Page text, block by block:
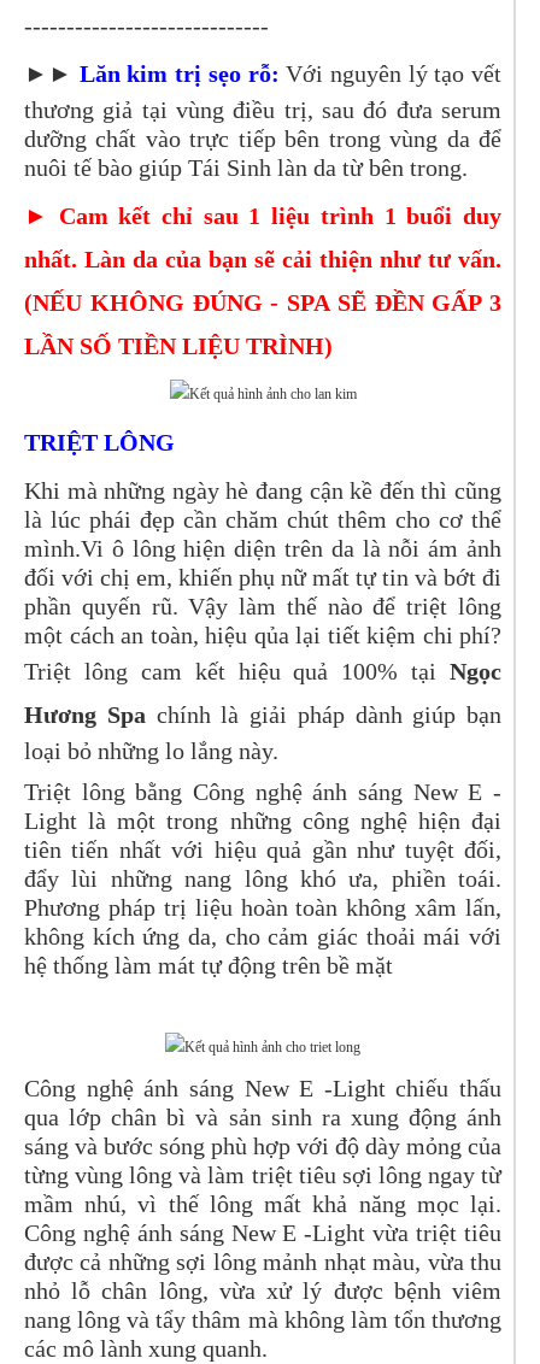
-----------------------------
►► Lăn kim trị sẹo rỗ: Với nguyên lý tạo vết
thương giả tại vùng điều trị, sau đó đưa serum
dưỡng chất vào trực tiếp bên trong vùng da để
nuôi tế bào giúp Tái Sinh làn da từ bên trong.
► Cam kết chỉ sau 1 liệu trình 1 buổi duy
nhất. Làn da của bạn sẽ cải thiện như tư vấn.
(NẾU KHÔNG ĐÚNG - SPA SẼ ĐỀN GẤP 3
LẦN SỐ TIỀN LIỆU TRÌNH)
TRIỆT LÔNG
Khi mà những ngày hè đang cận kề đến thì cũng
là lúc phái đẹp cần chăm chút thêm cho cơ thể
mình.Vi ô lông hiện diện trên da là nỗi ám ảnh
đối với chị em, khiến phụ nữ mất tự tin và bớt đi
phần quyến rũ. Vậy làm thế nào để triệt lông
một cách an toàn, hiệu qủa lại tiết kiệm chi phí?
Triệt lông cam kết hiệu quả 100% tại Ngọc
Hương Spachính là giải pháp dành giúp bạn
loại bỏ những lo lắng này.
Triệt lông bằng Công nghệ ánh sáng New E -
Light là một trong những công nghệ hiện đại
tiên tiến nhất với hiệu quả gần như tuyệt đối,
đẩy lùi những nang lông khó ưa, phiền toái.
Phương pháp trị liệu hoàn toàn không xâm lấn,
không kích ứng da, cho cảm giác thoải mái với
hệ thống làm mát tự động trên bề mặt
Công nghệ ánh sáng New E -Light chiếu thấu
qua lớp chân bì và sản sinh ra xung động ánh
sáng và bước sóng phù hợp với độ dày mỏng của
từng vùng lông và làm triệt tiêu sợi lông ngay từ
mầm nhú, vì thế lông mất khả năng mọc lại.
Công nghệ ánh sáng New E -Light vừa triệt tiêu
được cả những sợi lông mảnh nhạt màu, vừa thu
nhỏ lỗ chân lông, vừa xử lý được bệnh viêm
nang lông và tẩy thâm mà không làm tổn thương
các mô lành xung quanh.